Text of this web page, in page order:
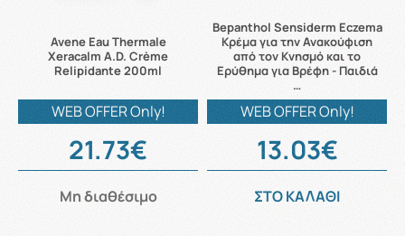
Avene Eau Thermale
Xeracalm A.D. Crème
Relipidante 200ml
WEB OFFER Only!
21.73€
Μη διαθέσιμο
Bepanthol Sensiderm Eczema
Κρέμα για την Ανακούφιση
από τον Κνησμό και το
Ερύθημα για Βρέφη - Παιδιά
…
WEB OFFER Only!
13.03€
ΣΤΟ ΚΑΛΑΘΙ